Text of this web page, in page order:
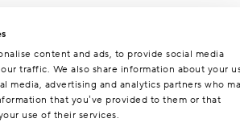
content and ads, to provide social media
traffic. We also share information about your
media, advertising and analytics partners who
that you’ve provided to them or that
use of their services.